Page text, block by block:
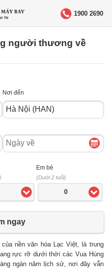
1900 2690
người thương về
Nơi đến
Ngày
về
Em bé
(Dưới 2 tuổi)
0
ngay
nền văn hóa Lạc Việt, là trung
rực rỡ dưới thời các Vua Hùng
ngàn năm lịch sử, nơi đây vẫn